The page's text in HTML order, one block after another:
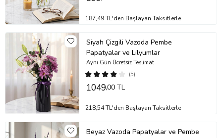
187,49 TL'den Başlayan Taksitlerle
Siyah Çizgili Vazoda Pembe
Papatyalar ve Lilyumlar
(5)
Aynı Gün Ücretsiz Teslimat
1049,00 TL
218,54 TL'den Başlayan Taksitlerle
Beyaz Vazoda Papatyalar ve Pembe